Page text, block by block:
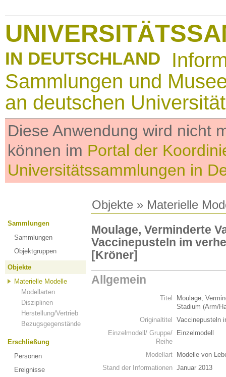
IN DEUTSCHLAND
Sammlungen und
an deutschen
Diese Anwendung wird nicht
können im Portal der
Universitätssammlungen in
Objekte » Materielle
Sammlungen
Sammlungen
Objektgruppen
Objekte
Materielle Modelle
Modellarten
Disziplinen
Herstellung/Vertrieb
Bezugsgegenstände
Erschließung
Personen
Ereignisse
Moulage, Verminderte
Vaccinepusteln im
[Kröner]
Allgemein
Titel
Moulage,
Stadium (Arm/
Originaltitel
Vaccinepusteln
Einzelmodell/ Gruppe/
Reihe
Einzelmodell
Modellart
Modelle von
Stand der Informationen Januar 2013